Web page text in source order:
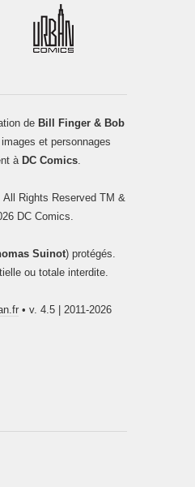
de Bill Finger & Bob
et personnages
à DC Comics.
Rights Reserved TM &
DC Comics.
Suinot) protégés.
ou totale interdite.
• v. 4.5 | 2011-2026